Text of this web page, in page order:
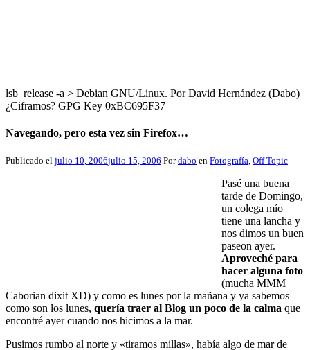
lsb_release -a > Debian GNU/Linux. Por David Hernández (Dabo)
¿Ciframos? GPG Key 0xBC695F37
Navegando, pero esta vez sin Firefox…
Publicado el julio 10, 2006julio 15, 2006 Pordabo en Fotografía, Off Topic
Pasé una buena
tarde de Domingo,
un colega mío
tiene una lancha y
nos dimos un buen
paseon ayer.
Aproveché para
hacer alguna foto
(mucha MMM
Caborian dixit XD) y como es lunes por la mañana y ya sabemos
como son los lunes, quería traer al Blog un poco de la calma que
encontré ayer cuando nos hicimos a la mar.
Pusimos rumbo al norte y «tiramos millas», había algo de mar de